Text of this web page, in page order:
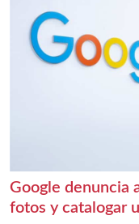
Google denuncia
fotos y catalogar